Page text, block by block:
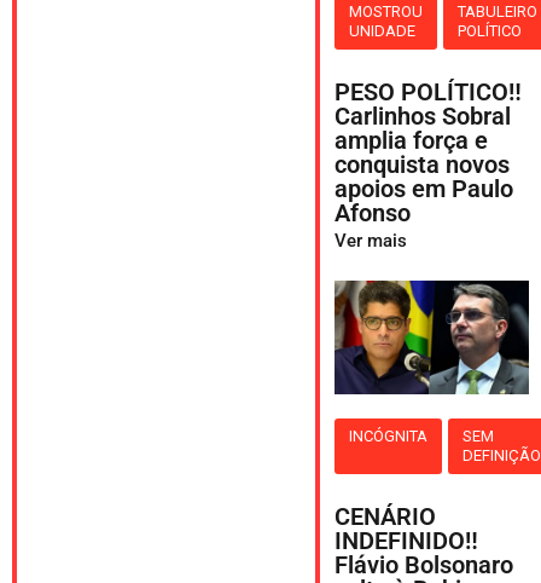
MOSTROU
UNIDADE
TABULEIRO
POLÍTICO
PESO POLÍTICO‼️
Carlinhos Sobral
amplia força e
conquista novos
apoios em Paulo
Afonso
Ver mais
INCÓGNITA
SEM
DEFINIÇÃO
CENÁRIO
INDEFINIDO‼️
Flávio Bolsonaro